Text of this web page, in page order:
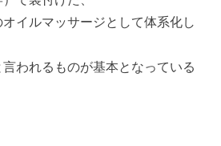
イルマッサージとして体系化し
言われるものが基本となっている